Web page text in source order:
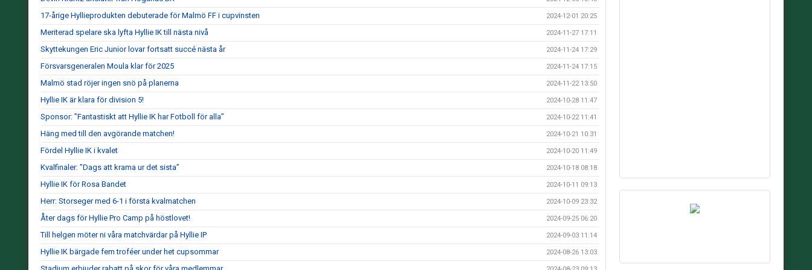
17-årige Hyllieprodukten debuterade för Malmö FF i cupvinsten 2024-12-01 20:25
Meriterad spelare ska lyfta Hyllie IK till nästa nivå 2024-11-27 17:11
Skyttekungen Eric Junior lovar fortsatt succé nästa år 2024-11-24 17:29
Försvarsgeneralen Moula klar för 2025 2024-11-24 17:15
Malmö stad röjer ingen snö på planerna 2024-11-22 13:50
Hyllie IK är klara för division 5! 2024-10-28 11:47
Sponsor: ”Fantastiskt att Hyllie IK har Fotboll för alla” 2024-10-22 11:41
Häng med till den avgörande matchen! 2024-10-21 10:31
Fördel Hyllie IK i kvalet 2024-10-20 11:49
Kvalfinaler: ”Dags att krama ur det sista” 2024-10-18 08:18
Hyllie IK för Rosa Bandet 2024-10-11 09:13
Herr: Storseger med 6-1 i första kvalmatchen 2024-10-09 23:32
Åter dags för Hyllie Pro Camp på höstlovet! 2024-09-25 06:20
Till helgen möter ni våra matchvärdar på Hyllie IP 2024-09-03 11:14
Hyllie IK bärgade fem troféer under het cupsommar 2024-08-26 13:03